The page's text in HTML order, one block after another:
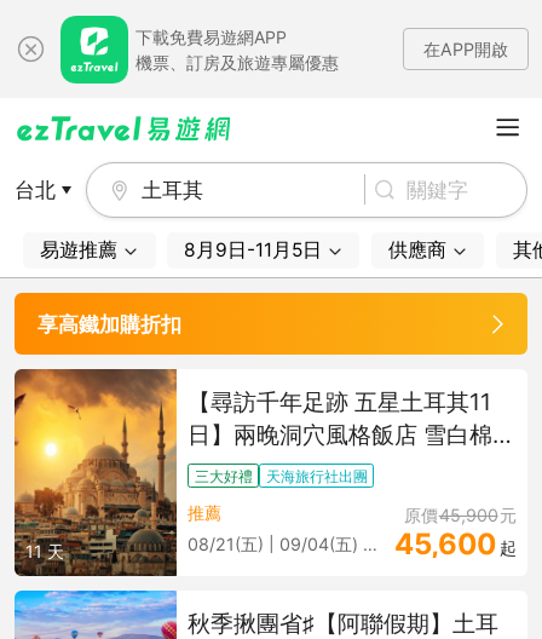
下載免費易遊網APP
機票、訂房及旅遊專屬優惠
在APP開啟
台北 土耳其
易遊推薦 8月9日-11月5日 供應商 其
享高鐵加購折扣
11 天
【尋訪千年足跡 五星土耳其11
日】兩晚洞穴風格飯店 雪白棉堡
艾菲索斯 千年地下城 藍色清真
寺(周五出發)
三大好禮 天海旅行社出團
推薦 原價45,900元
08/21(五) | 09/04(五) 更多
45,600 起
秋季揪團省♯【阿聯假期】土耳